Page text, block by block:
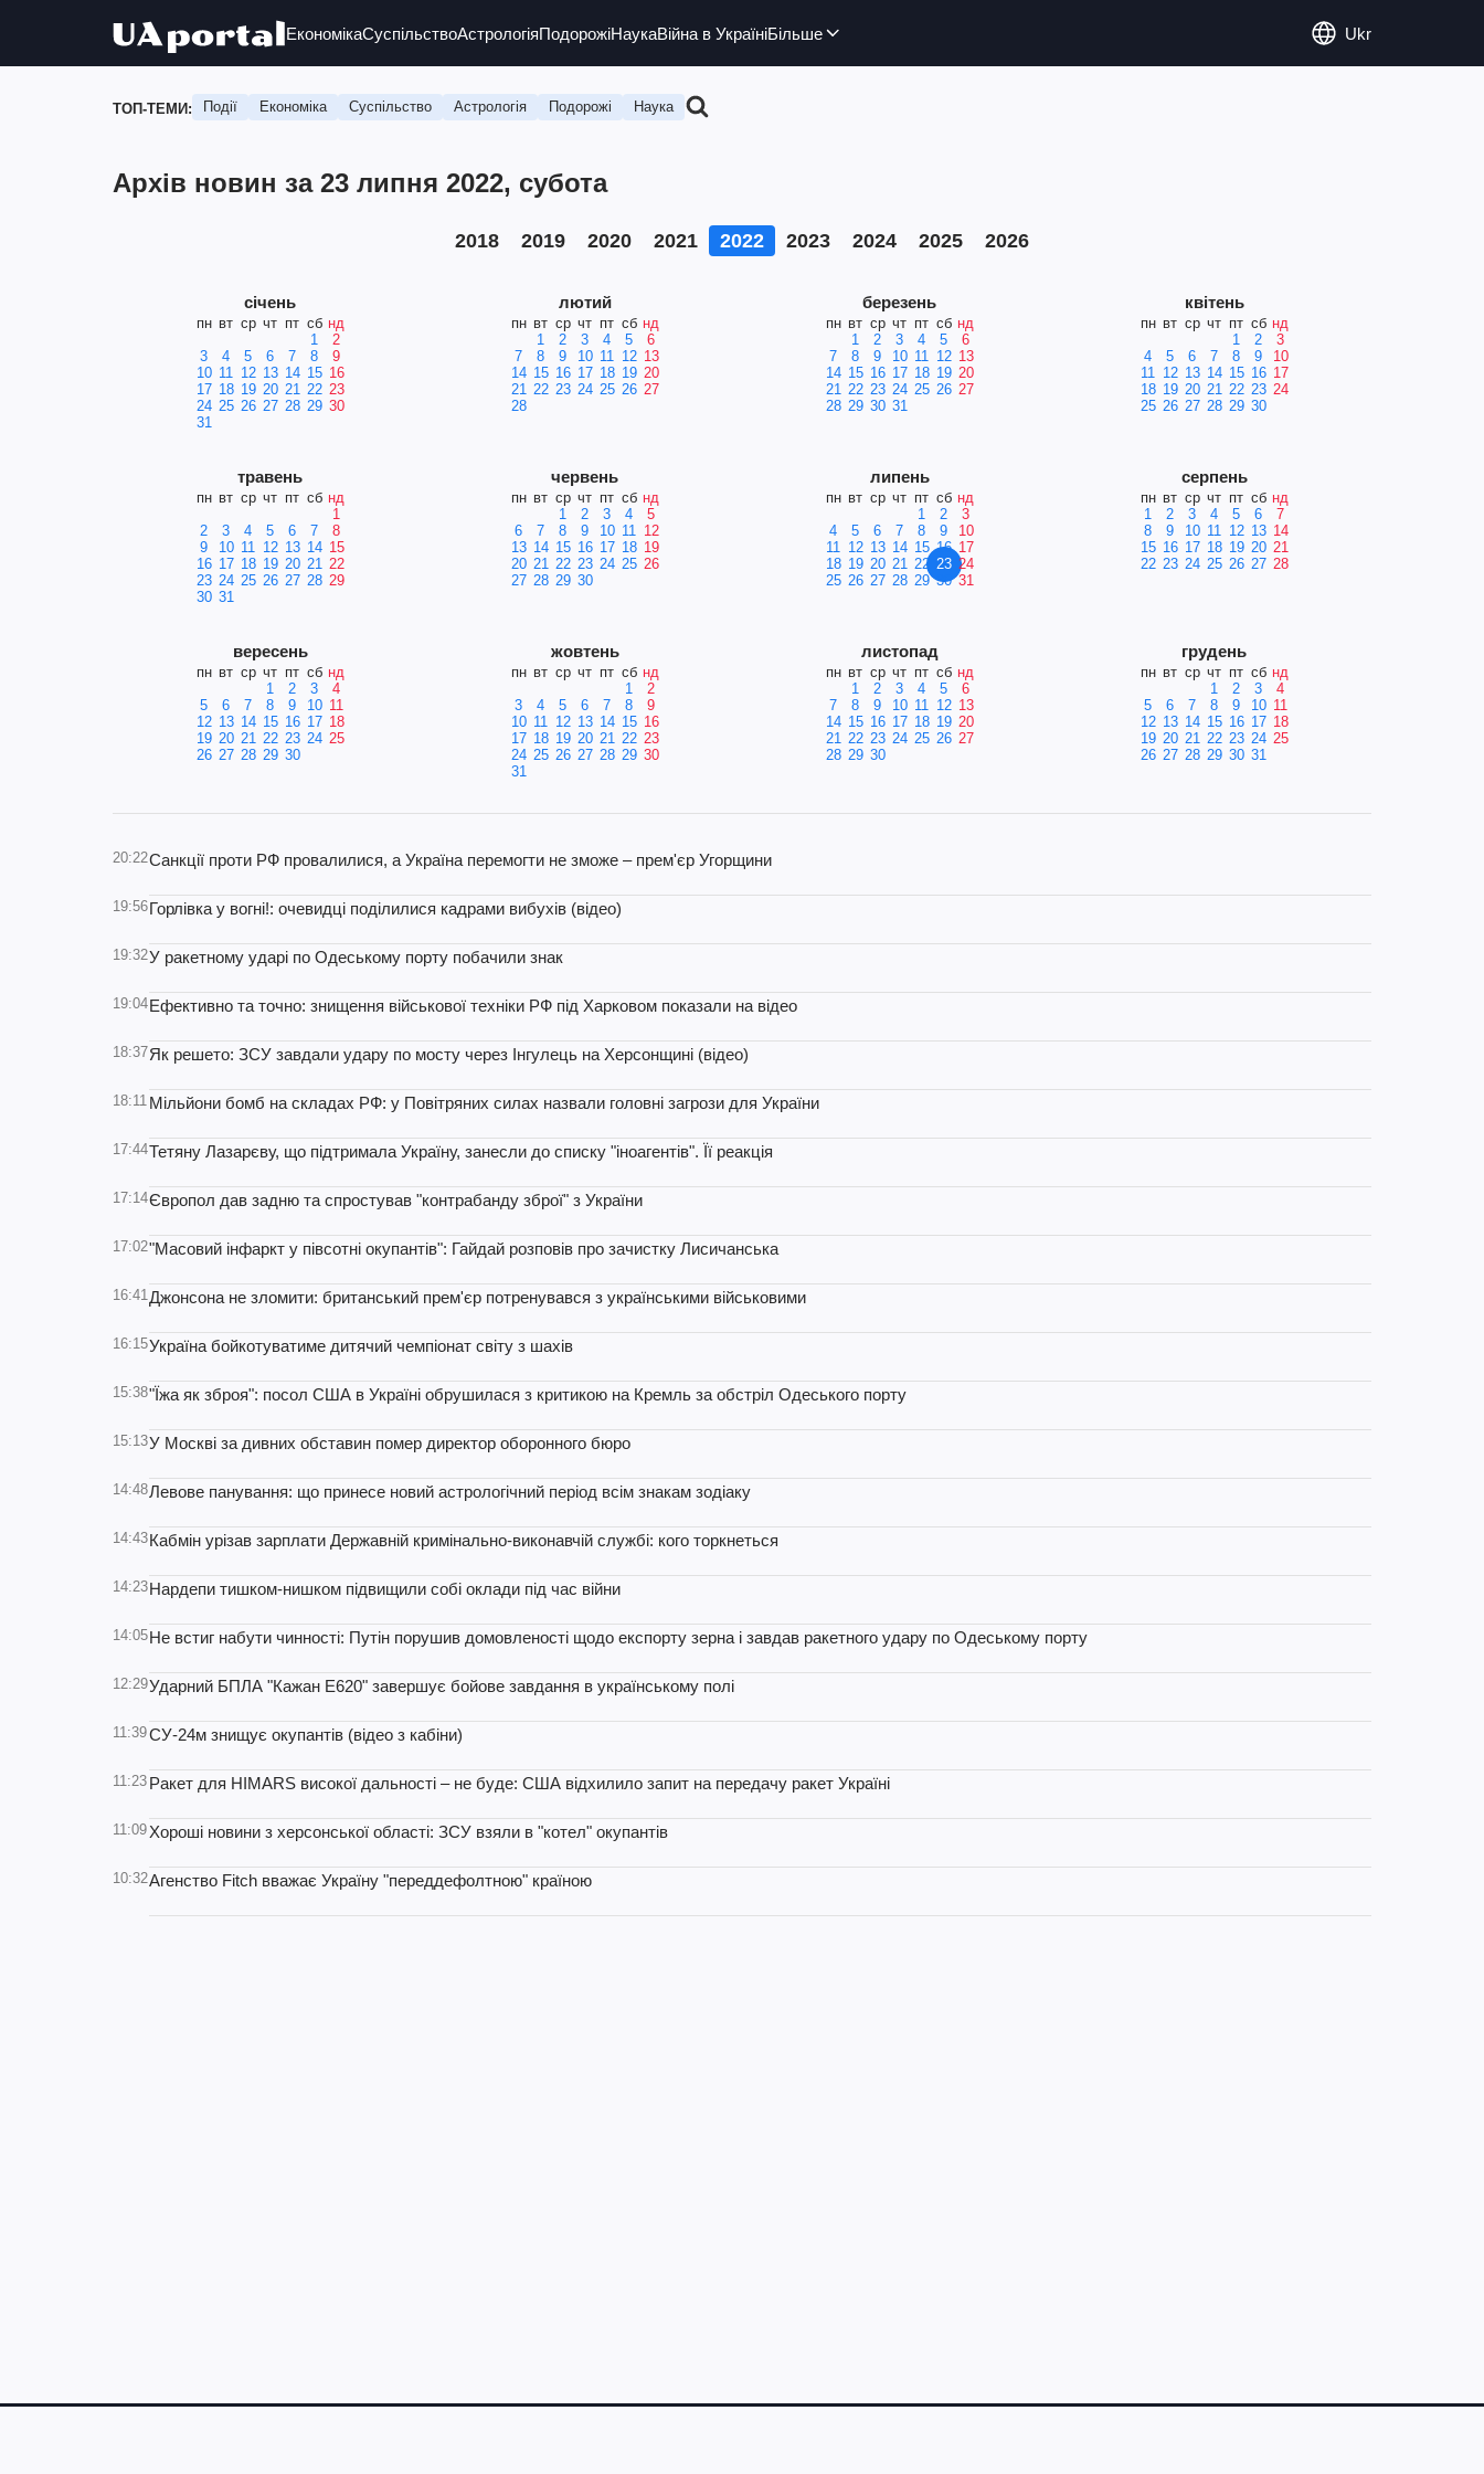
ЕкономікаСуспільствоАстрологіяПодорожіНаукаВійна в УкраїніБільше Ukr
ТОП-ТЕМИ: Події Економіка Суспільство Астрологія Подорожі Наука
Архів новин за 23 липня 2022, субота
2018 2019 2020 2021 2022 2023 2024 2025 2026
січень
пн вт ср чт пт сб нд
1
2
3
4 5 6 7 8
9
10 11 12 13 14 15 16
17 18 19 20 21 22 23
24 25 26 27 28 29 30
31
лютий
пн вт ср чт пт сб нд
1
2 3 4 5
6
7
8 9 10 11 12 13
14 15 16 17 18 19 20
21 22 23 24 25 26 27
28
березень
пн вт ср чт пт сб нд
1
2 3 4 5
6
7
8 9 10 11 12 13
14 15 16 17 18 19 20
21 22 23 24 25 26 27
28 29 30 31
квітень
пн вт ср чт пт сб нд
1
2
3
4
5 6 7 8 9
10
11 12 13 14 15 16 17
18 19 20 21 22 23 24
25 26 27 28 29 30
травень
пн вт ср чт пт сб нд
1
2
3 4 5 6 7
8
9
10 11 12 13 14 15
16 17 18 19 20 21 22
23 24 25 26 27 28 29
30 31
червень
пн вт ср чт пт сб нд
1
2 3 4
5
6
7 8 9 10 11 12
13 14 15 16 17 18 19
20 21 22 23 24 25 26
27 28 29 30
липень
пн вт ср чт пт сб нд
1
2
3
4
5 6 7 8 9
10
11 12 13 14 15 16 17
18 19 20 21 22 23 24
25 26 27 28 29 30 31
серпень
пн вт ср чт пт сб нд
1
2 3 4 5 6
7
8
9 10 11 12 13 14
15 16 17 18 19 20 21
22 23 24 25 26 27 28
вересень
пн вт ср чт пт сб нд
1
2 3
4
5
6 7 8 9 10 11
12 13 14 15 16 17 18
19 20 21 22 23 24 25
26 27 28 29 30
жовтень
пн вт ср чт пт сб нд
1
2
3
4 5 6 7 8
9
10 11 12 13 14 15 16
17 18 19 20 21 22 23
24 25 26 27 28 29 30
31
листопад
пн вт ср чт пт сб нд
1
2 3 4 5
6
7
8 9 10 11 12 13
14 15 16 17 18 19 20
21 22 23 24 25 26 27
28 29 30
грудень
пн вт ср чт пт сб нд
1
2 3
4
5
6 7 8 9 10 11
12 13 14 15 16 17 18
19 20 21 22 23 24 25
26 27 28 29 30 31
20:22Санкції проти РФ провалилися, а Україна перемогти не зможе – прем'єр Угорщини
19:56Горлівка у вогні!: очевидці поділилися кадрами вибухів (відео)
19:32У ракетному ударі по Одеському порту побачили знак
19:04Ефективно та точно: знищення військової техніки РФ під Харковом показали на відео
18:37Як решето: ЗСУ завдали удару по мосту через Інгулець на Херсонщині (відео)
18:11 Мільйони бомб на складах РФ: у Повітряних силах назвали головні загрози для України
17:44Тетяну Лазарєву, що підтримала Україну, занесли до списку "іноагентів". Її реакція
17:14Європол дав задню та спростував "контрабанду зброї" з України
17:02"Масовий інфаркт у півсотні окупантів": Гайдай розповів про зачистку Лисичанська
16:41Джонсона не зломити: британський прем'єр потренувався з українськими військовими
16:15Україна бойкотуватиме дитячий чемпіонат світу з шахів
15:38"Їжа як зброя": посол США в Україні обрушилася з критикою на Кремль за обстріл Одеського порту
15:13У Москві за дивних обставин помер директор оборонного бюро
14:48Левове панування: що принесе новий астрологічний період всім знакам зодіаку
14:43Кабмін урізав зарплати Державній кримінально-виконавчій службі: кого торкнеться
14:23Нардепи тишком-нишком підвищили собі оклади під час війни
14:05Не встиг набути чинності: Путін порушив домовленості щодо експорту зерна і завдав ракетного удару по Одеському порту
12:29Ударний БПЛА "Кажан Е620" завершує бойове завдання в українському полі
11:39СУ-24м знищує окупантів (відео з кабіни)
11:23 Ракет для HIMARS високої дальності – не буде: США відхилило запит на передачу ракет Україні
11:09 Хороші новини з херсонської області: ЗСУ взяли в "котел" окупантів
10:32Агенство Fitch вважає Україну "переддефолтною" країною